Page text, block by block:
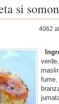
si somon
4062
fume,